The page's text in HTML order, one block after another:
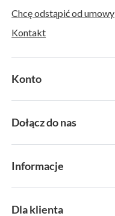
Chcę odstąpić od umowy
Kontakt
Konto
Dołącz do nas
Informacje
Dla klienta